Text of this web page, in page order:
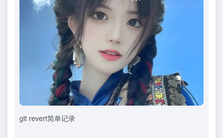
git revert简单记录